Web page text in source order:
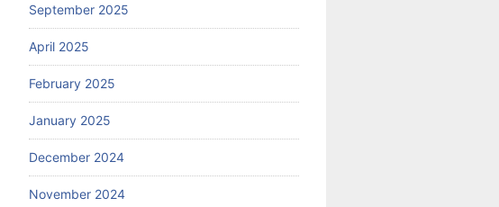
September 2025
April 2025
February 2025
January 2025
December 2024
November 2024